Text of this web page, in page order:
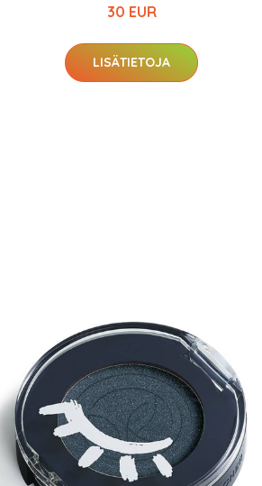
30 EUR
LISÄTIETOJA